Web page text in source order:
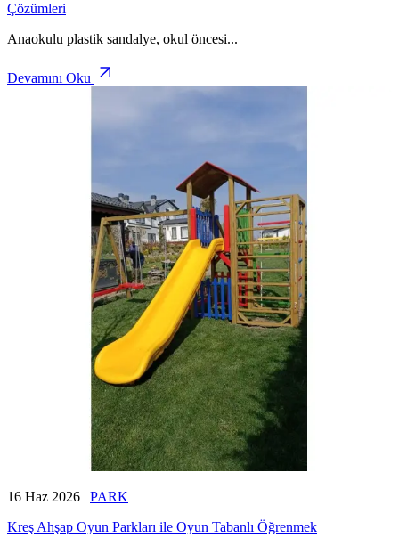
Çözümleri
Anaokulu plastik sandalye, okul öncesi...
Devamını Oku
16 Haz 2026 | PARK
Kreş Ahşap Oyun Parkları ile Oyun Tabanlı Öğrenmek